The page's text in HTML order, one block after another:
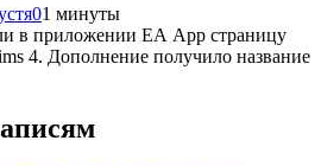
01 минуты
в приложении EA App страницу
4. Дополнение получило название